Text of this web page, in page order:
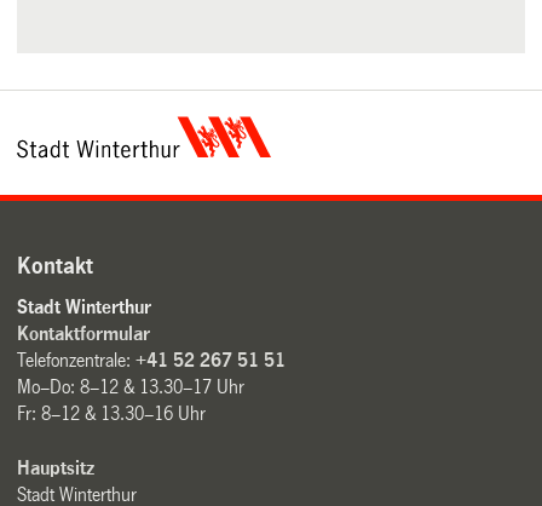
Kontakt
Stadt Winterthur
Kontaktformular
Telefonzentrale:+41 52 267 51 51
Mo–Do: 8–12 & 13.30–17 Uhr
Fr: 8–12 & 13.30–16 Uhr
Hauptsitz
Stadt Winterthur